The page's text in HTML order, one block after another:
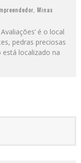
, Minas
é o local
pedras preciosas
localizado na